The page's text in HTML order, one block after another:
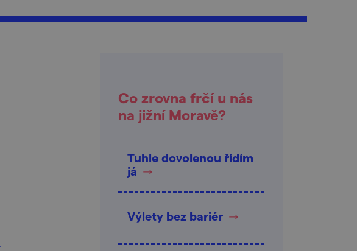
Co zrovna frčí u nás
na jižní Moravě?
Tuhle dovolenou řídím
já
Výlety bez bariér